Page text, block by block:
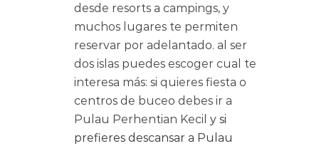
desde resorts a campings, y
muchos lugares te permiten
reservar por adelantado. al ser
dos islas puedes escoger cual te
interesa más: si quieres fiesta o
centros de buceo debes ir a
Pulau Perhentian Kecil y si
prefieres descansar a Pulau